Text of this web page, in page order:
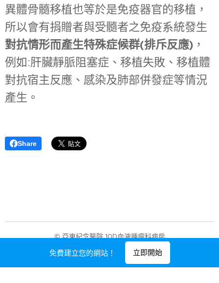
異體骨髓移植也等於是免疫器官的移植，
所以會有捐贈者與受髓者之免疫系統發生
對抗情形而產生特殊症候群(排斥反應) ，
例如:肝臟靜脈阻塞症、移植失敗、移植體
對抗宿主反應、感染及肺部併發症等情況
產生。
Share
© 亞東紀念醫院 10D血液腫瘤科病房
由Webnode 提供技術支援
免費建立您的網站！ 立即開始